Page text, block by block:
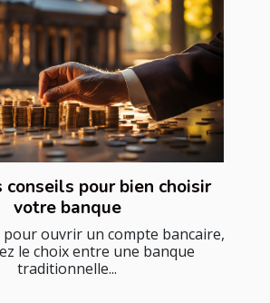
conseils pour bien choisir
votre banque
pour ouvrir un compte bancaire,
le choix entre une banque
traditionnelle...